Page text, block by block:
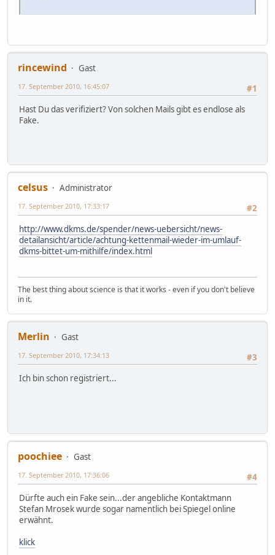
rincewind
Gast
#1
17. September 2010, 16:45:07
Hast Du das verifiziert? Von solchen Mails gibt es endlose als
Fake.
celsus
Administrator
#2
17. September 2010, 17:33:17
http://www.dkms.de/spender/news-uebersicht/news-
detailansicht/article/achtung-kettenmail-wieder-im-umlauf-
dkms-bittet-um-mithilfe/index.html
The best thing about science is that it works - even if you don't believe
in it.
Merlin
Gast
#3
17. September 2010, 17:34:13
Ich bin schon registriert...
poochiee
Gast
#4
17. September 2010, 17:36:06
Dürfte auch ein Fake sein...der angebliche Kontaktmann
Stefan Mrosek wurde sogar namentlich bei Spiegel online
erwähnt.
klick